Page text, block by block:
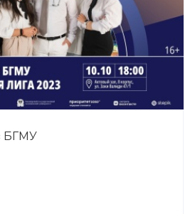
БГМУ